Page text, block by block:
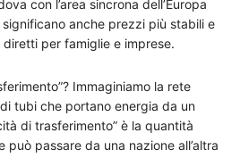
con l’area sincrona dell’Europa
anche prezzi più stabili e
per famiglie e imprese.
Immaginiamo la rete
tubi che portano energia da un
di trasferimento” è la quantità
può passare da una nazione all’altra